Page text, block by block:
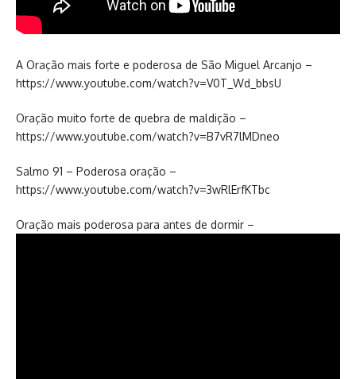
A Oração mais forte e poderosa de São Miguel Arcanjo –
https://www.youtube.com/watch?v=V0T_Wd_bbsU
Oração muito forte de quebra de maldição –
https://www.youtube.com/watch?v=B7vR7lMDneo
Salmo 91 – Poderosa oração –
https://www.youtube.com/watch?v=3wRlErfKTbc
Oração mais poderosa para antes de dormir –